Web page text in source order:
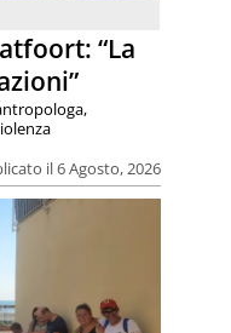
“La
il 6 Agosto, 2026